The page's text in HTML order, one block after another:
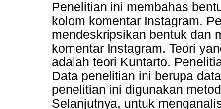
Penelitian ini membahas
kolom komentar Instagram.
mendeskripsikan bentuk dan
komentar Instagram. Teori
adalah teori Kuntarto.
Data penelitian ini berupa
penelitian ini digunakan
Selanjutnya, untuk